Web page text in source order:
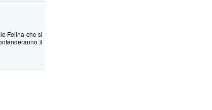
Felina che si
il